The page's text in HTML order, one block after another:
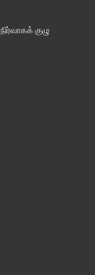
நிர்வாகக் குழு